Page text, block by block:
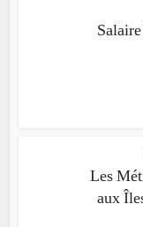
Les
aux